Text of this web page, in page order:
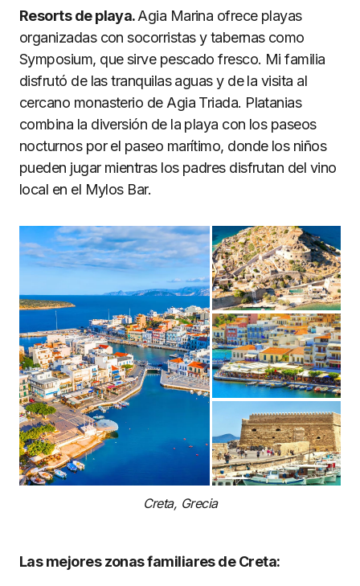
Resorts de playa.Agia Marina ofrece playas
organizadas con socorristas y tabernas como
Symposium, que sirve pescado fresco. Mi familia
disfrutó de las tranquilas aguas y de la visita al
cercano monasterio de Agia Triada. Platanias
combina la diversión de la playa con los paseos
nocturnos por el paseo marítimo, donde los niños
pueden jugar mientras los padres disfrutan del vino
local en el Mylos Bar.
Creta, Grecia
Las mejores zonas familiares de Creta: